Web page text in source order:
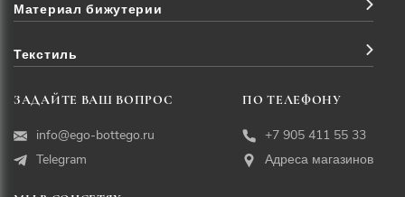
Материал бижутерии
Текстиль
ЗАДАЙТЕ ВАШ ВОПРОС
info@ego-bottego.ru
Telegram
ПО ТЕЛЕФОНУ
+7 905 411 55 33
Адреса магазинов